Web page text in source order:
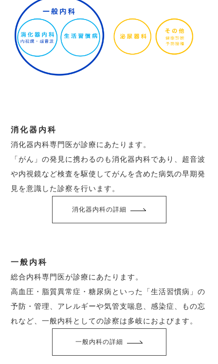
消化器内科
消化器内科専門医が診療にあたります。
「がん」の発見に携わるのも消化器内科であり、超音波
や内視鏡など検査を駆使してがんを含めた病気の早期発
見を意識した診察を行います。
消化器内科の詳細
一般内科
総合内科専門医が診療にあたります。
高血圧・脂質異常症・糖尿病といった「生活習慣病」の
予防・管理、アレルギーや気管支喘息、感染症、もの忘
れなど、一般内科としての診察は多岐におよびます。
一般内科の詳細